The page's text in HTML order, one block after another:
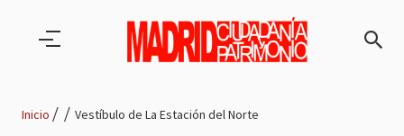
Inicio Vestíbulo de La Estación del Norte